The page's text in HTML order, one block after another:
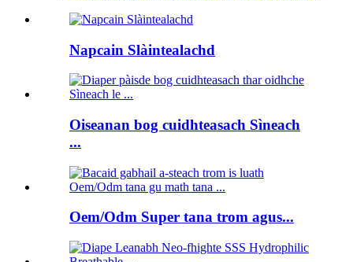
Napcain Slàintealachd
Oiseanan bog cuidhteasach Sìneach
...
Oem/Odm Super tana trom agus...